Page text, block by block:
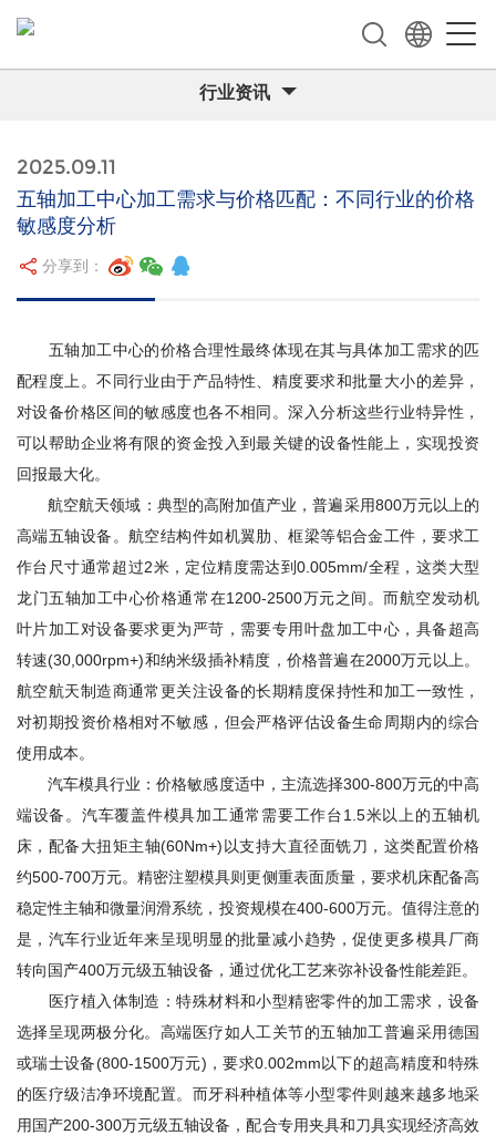
行业资讯
2025.09.11
五轴加工中心加工需求与价格匹配：不同行业的价格
敏感度分析
分享到：
五轴加工中心的价格合理性最终体现在其与具体加工需求的匹
配程度上。不同行业由于产品特性、精度要求和批量大小的差异，
对设备价格区间的敏感度也各不相同。深入分析这些行业特异性，
可以帮助企业将有限的资金投入到最关键的设备性能上，实现投资
回报最大化。
航空航天领域：典型的高附加值产业，普遍采用800万元以上的
高端五轴设备。航空结构件如机翼肋、框梁等铝合金工件，要求工
作台尺寸通常超过2米，定位精度需达到0.005mm/全程，这类大型
龙门五轴加工中心价格通常在1200-2500万元之间。而航空发动机
叶片加工对设备要求更为严苛，需要专用叶盘加工中心，具备超高
转速(30,000rpm+)和纳米级插补精度，价格普遍在2000万元以上。
航空航天制造商通常更关注设备的长期精度保持性和加工一致性，
对初期投资价格相对不敏感，但会严格评估设备生命周期内的综合
使用成本。
汽车模具行业：价格敏感度适中，主流选择300-800万元的中高
端设备。汽车覆盖件模具加工通常需要工作台1.5米以上的五轴机
床，配备大扭矩主轴(60Nm+)以支持大直径面铣刀，这类配置价格
约500-700万元。精密注塑模具则更侧重表面质量，要求机床配备高
稳定性主轴和微量润滑系统，投资规模在400-600万元。值得注意的
是，汽车行业近年来呈现明显的批量减小趋势，促使更多模具厂商
转向国产400万元级五轴设备，通过优化工艺来弥补设备性能差距。
医疗植入体制造：特殊材料和小型精密零件的加工需求，设备
选择呈现两极分化。高端医疗如人工关节的五轴加工普遍采用德国
或瑞士设备(800-1500万元)，要求0.002mm以下的超高精度和特殊
的医疗级洁净环境配置。而牙科种植体等小型零件则越来越多地采
用国产200-300万元级五轴设备，配合专用夹具和刀具实现经济高效